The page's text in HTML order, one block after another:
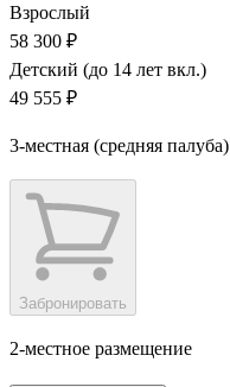
Взрослый
58 300 ₽
Детский (до 14 лет вкл.)
49 555 ₽
3-местная (средняя палуба)
Забронировать
2-местное размещение